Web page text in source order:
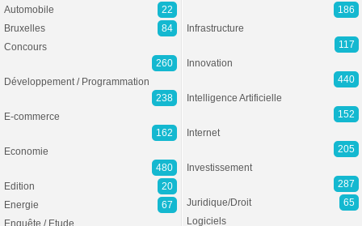
Automobile
22
Bruxelles
84
Concours
260
Développement / Programmation
238
E-commerce
162
Economie
480
Edition
20
Energie
67
Enquête / Etude
186
Infrastructure
117
Innovation
440
Intelligence Artificielle
152
Internet
205
Investissement
287
Juridique/Droit
65
Logiciels